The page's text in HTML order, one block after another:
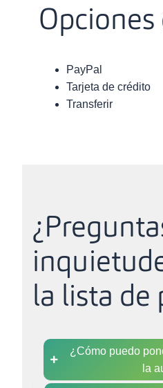
PayPal
Tarjeta de crédito
Transferir
la lista de
¿Cómo puedo
la